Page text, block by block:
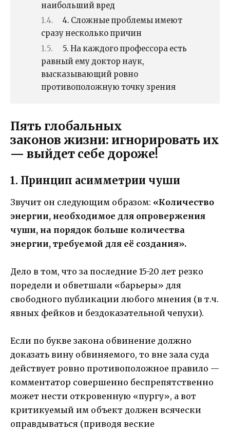
наибольший вред
4. Сложные проблемы имеют
сразу несколько причин
5. На каждого профессора есть
равный ему доктор наук,
высказывающий ровно
противоположную точку зрения
Пять глобальных
законов жизни: игнорировать их
— выйдет себе дороже!
1. Принцип асимметрии чуши
Звучит он следующим образом: «Количество
энергии, необходимое для опровержения
чуши, на порядок больше количества
энергии, требуемой для её создания».
Дело в том, что за последние 15-20 лет резко
поредели и обветшали «барьеры» для
свободного публикации любого мнения (в т.ч.
явных фейков и бездоказательной чепухи).
Если по букве закона обвинение должно
доказать вину обвиняемого, то вне зала суда
действует ровно противоположное правило —
комментатор совершенно беспрепятственно
может нести откровенную «пургу», а вот
критикуемый им объект должен всячески
оправдываться (приводя веские